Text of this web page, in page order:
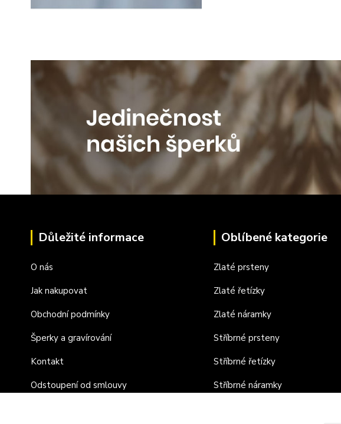
Důležité informace
O nás
Jak nakupovat
Obchodní podmínky
Šperky a gravírování
Kontakt
Odstoupení od smlouvy
Oblíbené kategorie
Zlaté prsteny
Zlaté řetízky
Zlaté náramky
Stříbrné prsteny
Stříbrné řetízky
Stříbrné náramky